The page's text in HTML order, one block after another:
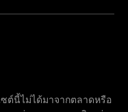
ต์นี้ไม่ได้มาจากตลาดหรือ